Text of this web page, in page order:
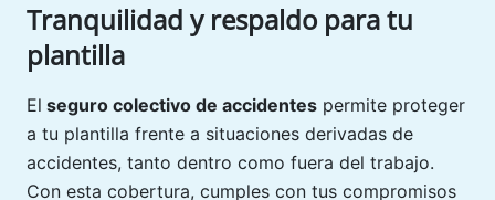
Tranquilidad y respaldo para tu
plantilla
El seguro colectivo de accidentes permite proteger
a tu plantilla frente a situaciones derivadas de
accidentes, tanto dentro como fuera del trabajo.
Con esta cobertura, cumples con tus compromisos